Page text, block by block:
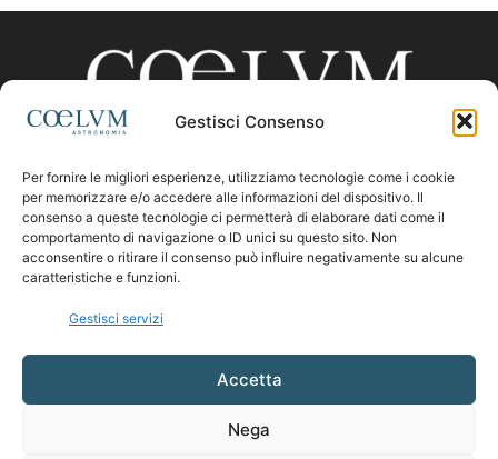
Gestisci Consenso
Per fornire le migliori esperienze, utilizziamo tecnologie come i cookie
per memorizzare e/o accedere alle informazioni del dispositivo. Il
consenso a queste tecnologie ci permetterà di elaborare dati come il
comportamento di navigazione o ID unici su questo sito. Non
acconsentire o ritirare il consenso può influire negativamente su alcune
caratteristiche e funzioni.
Gestisci servizi
Accetta
Nega
CHI SIAMO
Contattaci:coelumastro@coelum.com